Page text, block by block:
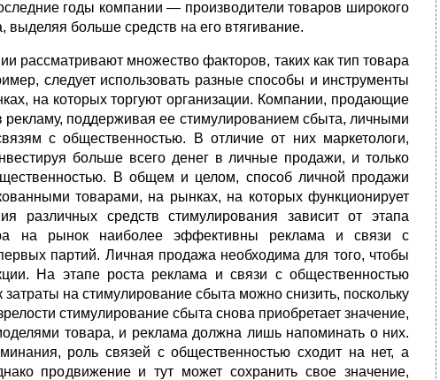
годы компании — производители товаров широкого
больше средств на его втягивание.
рассматривают множество факторов, таких как тип товара
следует использовать разные способы и инструменты
на которых торгуют организации. Компании, продающие
поддерживая ее стимулированием сбыта, личными
с общественностью. В отличие от них маркетологи,
больше всего денег в личные продажи, и только
В общем и целом, способ личной продажи
товарами, на рынках, на которых функционирует
различных средств стимулирования зависит от этапа
на рынок наиболее эффективны реклама и связи с
партий. Личная продажа необходима для того, чтобы
На этапе роста реклама и связи с общественностью
на стимулирование сбыта можно снизить, поскольку
стимулирование сбыта снова приобретает значение,
товара, и реклама должна лишь напоминать о них.
роль связей с общественностью сходит на нет, а
продвижение и тут может сохранить свое значение,